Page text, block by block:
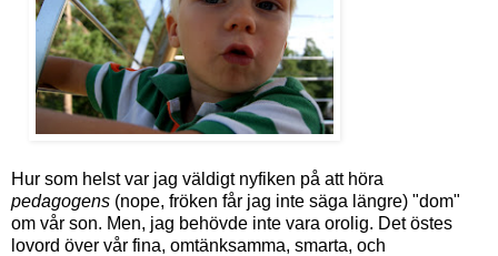
Hur som helst var jag väldigt nyfiken på att höra
pedagogens (nope, fröken får jag inte säga längre) "dom"
om vår son. Men, jag behövde inte vara orolig. Det östes
lovord över vår fina, omtänksamma, smarta, och